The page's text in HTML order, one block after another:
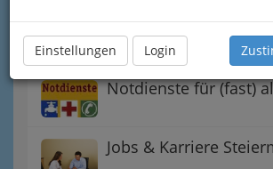
Einstellungen Login
Gewinnspiele - Lokale
Gutscheine
Notdienste für (fast)
Jobs & Karriere